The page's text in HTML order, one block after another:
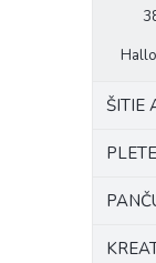
ŠITIE